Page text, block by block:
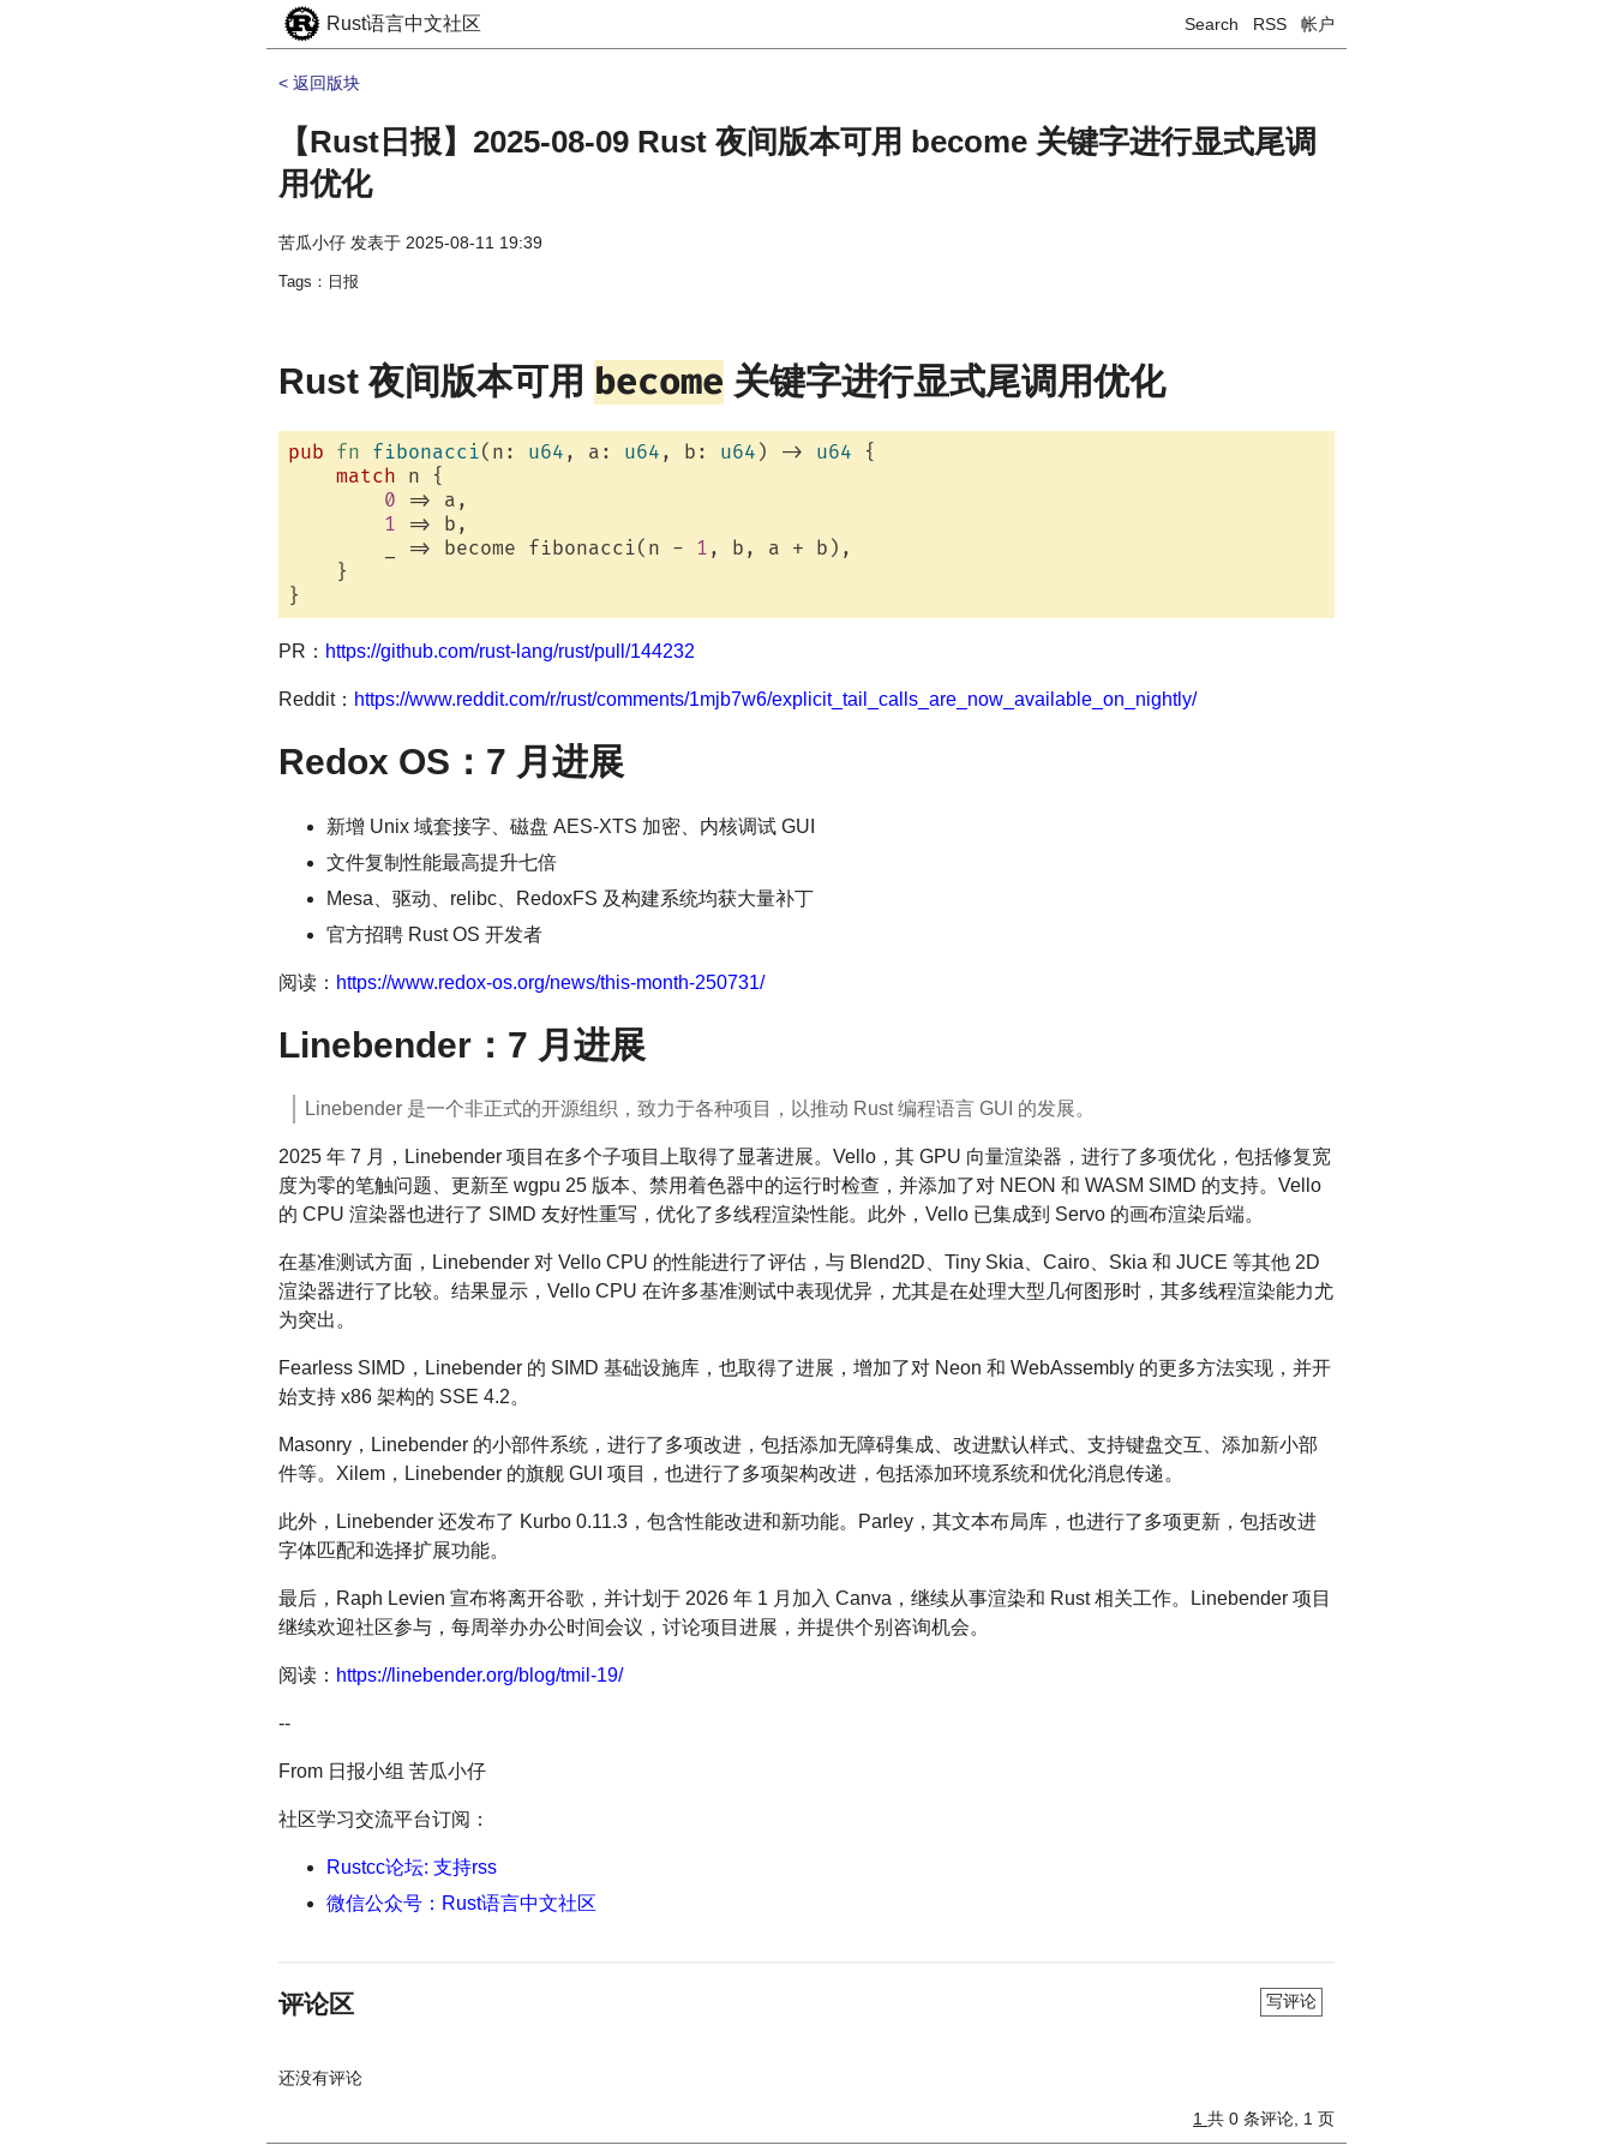
Rust语言中文社区 Search RSS 帐户
< 返回版块
【Rust日报】2025-08-09 Rust 夜间版本可用 become 关键字进行显式尾调
用优化
苦瓜小仔 发表于 2025-08-11 19:39
Tags：日报
Rust 夜间版本可用 become 关键字进行显式尾调用优化
pub fn fibonacci(n: u64 , a: u64 , b: u64 ) -> u64 {
match n {
0 => a,
1 => b,
        _ => become fibonacci(n -
1 , b, a + b),
    }
PR： https://github.com/rust-lang/rust/pull/144232
Reddit： https://www.reddit.com/r/rust/comments/1mjb7w6/explicit_tail_calls_are_now_available_on_nightly/
Redox OS：7 月进展
新增 Unix 域套接字、磁盘 AES-XTS 加密、内核调试 GUI
文件复制性能最高提升七倍
Mesa、驱动、relibc、RedoxFS 及构建系统均获大量补丁
官方招聘 Rust OS 开发者
阅读： https://www.redox-os.org/news/this-month-250731/
Linebender：7 月进展
Linebender 是一个非正式的开源组织，致力于各种项目，以推动 Rust 编程语言 GUI 的发展。
2025 年 7 月，Linebender 项目在多个子项目上取得了显著进展。Vello，其 GPU 向量渲染器，进行了多项优化，包括修复宽
度为零的笔触问题、更新至 wgpu 25 版本、禁用着色器中的运行时检查，并添加了对 NEON 和 WASM SIMD 的支持。Vello
的 CPU 渲染器也进行了 SIMD 友好性重写，优化了多线程渲染性能。此外，Vello 已集成到 Servo 的画布渲染后端。
在基准测试方面，Linebender 对 Vello CPU 的性能进行了评估，与 Blend2D、Tiny Skia、Cairo、Skia 和 JUCE 等其他 2D
渲染器进行了比较。结果显示，Vello CPU 在许多基准测试中表现优异，尤其是在处理大型几何图形时，其多线程渲染能力尤
为突出。
Fearless SIMD，Linebender 的 SIMD 基础设施库，也取得了进展，增加了对 Neon 和 WebAssembly 的更多方法实现，并开
始支持 x86 架构的 SSE 4.2。
Masonry，Linebender 的小部件系统，进行了多项改进，包括添加无障碍集成、改进默认样式、支持键盘交互、添加新小部
件等。Xilem，Linebender 的旗舰 GUI 项目，也进行了多项架构改进，包括添加环境系统和优化消息传递。
此外，Linebender 还发布了 Kurbo 0.11.3，包含性能改进和新功能。Parley，其文本布局库，也进行了多项更新，包括改进
字体匹配和选择扩展功能。
最后，Raph Levien 宣布将离开谷歌，并计划于 2026 年 1 月加入 Canva，继续从事渲染和 Rust 相关工作。Linebender 项目
继续欢迎社区参与，每周举办办公时间会议，讨论项目进展，并提供个别咨询机会。
阅读： https://linebender.org/blog/tmil-19/
--
From 日报小组 苦瓜小仔
社区学习交流平台订阅：
Rustcc论坛: 支持rss
微信公众号：Rust语言中文社区
评论区 写评论
还没有评论
1 共 0 条评论, 1 页